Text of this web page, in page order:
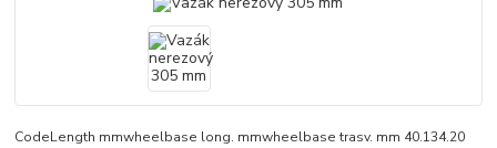
CodeLength mmwheelbase long. mmwheelbase trasv. mm 40.134.20